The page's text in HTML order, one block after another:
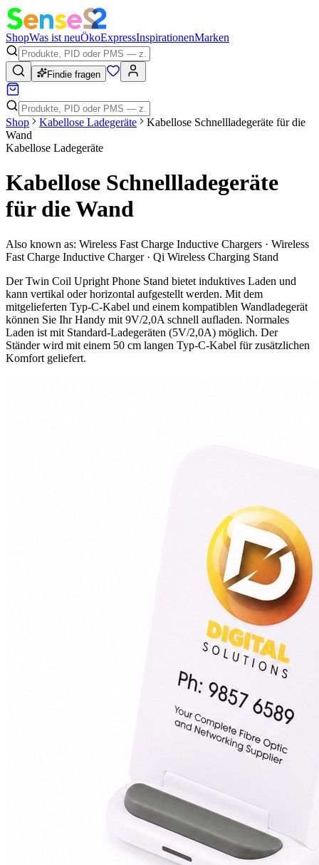
ShopWas ist neuÖkoExpressInspirationenMarken
Findie fragen
Shop Kabellose Ladegeräte
Kabellose Schnellladegeräte für die
Wand
Kabellose Ladegeräte
Kabellose Schnellladegeräte
für die Wand
Also known as: Wireless Fast Charge Inductive Chargers · Wireless
Fast Charge Inductive Charger · Qi Wireless Charging Stand
Der Twin Coil Upright Phone Stand bietet induktives Laden und
kann vertikal oder horizontal aufgestellt werden. Mit dem
mitgelieferten Typ-C-Kabel und einem kompatiblen Wandladegerät
können Sie Ihr Handy mit 9V/2,0A schnell aufladen. Normales
Laden ist mit Standard-Ladegeräten (5V/2,0A) möglich. Der
Ständer wird mit einem 50 cm langen Typ-C-Kabel für zusätzlichen
Komfort geliefert.